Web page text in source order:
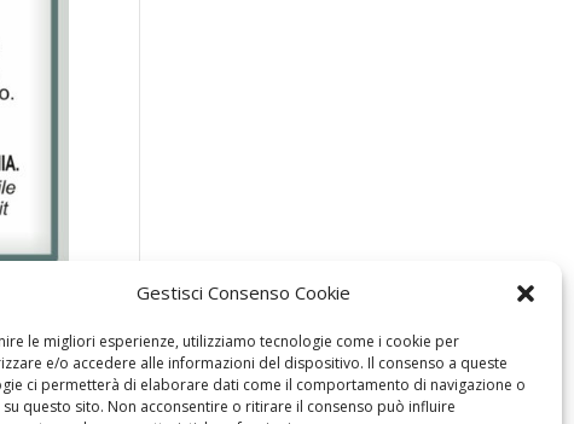
Gestisci Consenso Cookie
le migliori esperienze, utilizziamo tecnologie come i cookie per
e/o accedere alle informazioni del dispositivo. Il consenso a queste
ci permetterà di elaborare dati come il comportamento di navigazione o
su questo sito. Non acconsentire o ritirare il consenso può influire